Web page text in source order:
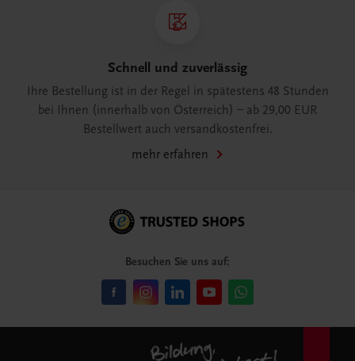
Schnell und zuverlässig
Ihre Bestellung ist in der Regel in spätestens 48 Stunden
bei Ihnen (innerhalb von Österreich) – ab 29,00 EUR
Bestellwert auch versandkostenfrei.
mehr erfahren
Besuchen Sie uns auf: